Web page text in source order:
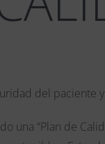
del paciente
una “Plan de